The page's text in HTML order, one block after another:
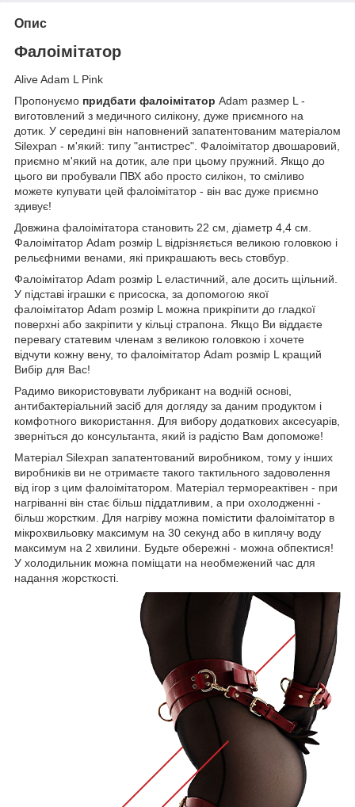
Опис
Фалоімітатор
Alive Adam L Pink
Пропонуємо придбати фалоімітатор Adam размер L -
виготовлений з медичного силікону, дуже приємного на
дотик. У середині він наповнений запатентованим матеріалом
Silexpan - м'який: типу "антистрес". Фалоімітатор двошаровий,
приємно м'який на дотик, але при цьому пружний. Якщо до
цього ви пробували ПВХ або просто силікон, то сміливо
можете купувати цей фалоімітатор - він вас дуже приємно
здивує!
Довжина фалоімітатора становить 22 см, діаметр 4,4 см.
Фалоімітатор Adam розмір L відрізняється великою головкою і
рельєфними венами, які прикрашають весь стовбур.
Фалоімітатор Adam розмір L еластичний, але досить щільний.
У підставі іграшки є присоска, за допомогою якої
фалоімітатор Adam розмір L можна прикріпити до гладкої
поверхні або закріпити у кільці страпона. Якщо Ви віддаєте
перевагу статевим членам з великою головкою і хочете
відчути кожну вену, то фалоімітатор Adam розмір L кращий
Вибір для Вас!
Радимо використовувати лубрикант на водній основі,
антибактеріальний засіб для догляду за даним продуктом і
комфотного використання. Для вибору додаткових аксесуарів,
зверніться до консультанта, який із радістю Вам допоможе!
Матеріал Silexpan запатентований виробником, тому у інших
виробників ви не отримаєте такого тактильного задоволення
від ігор з цим фалоімітатором. Матеріал термореактівен - при
нагріванні він стає більш піддатливим, а при охолодженні -
більш жорстким. Для нагріву можна помістити фалоімітатор в
мікрохвильовку максимум на 30 секунд або в киплячу воду
максимум на 2 хвилини. Будьте обережні - можна обпектися!
У холодильник можна поміщати на необмежений час для
надання жорсткості.